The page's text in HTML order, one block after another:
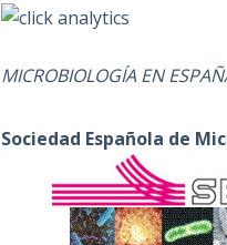
MICROBIOLOGÍA EN
Sociedad Española de